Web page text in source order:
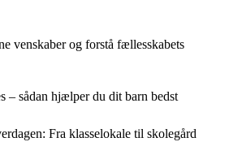
venskaber og forstå fællesskabets
– sådan hjælper du dit barn bedst
Fra klasselokale til skolegård